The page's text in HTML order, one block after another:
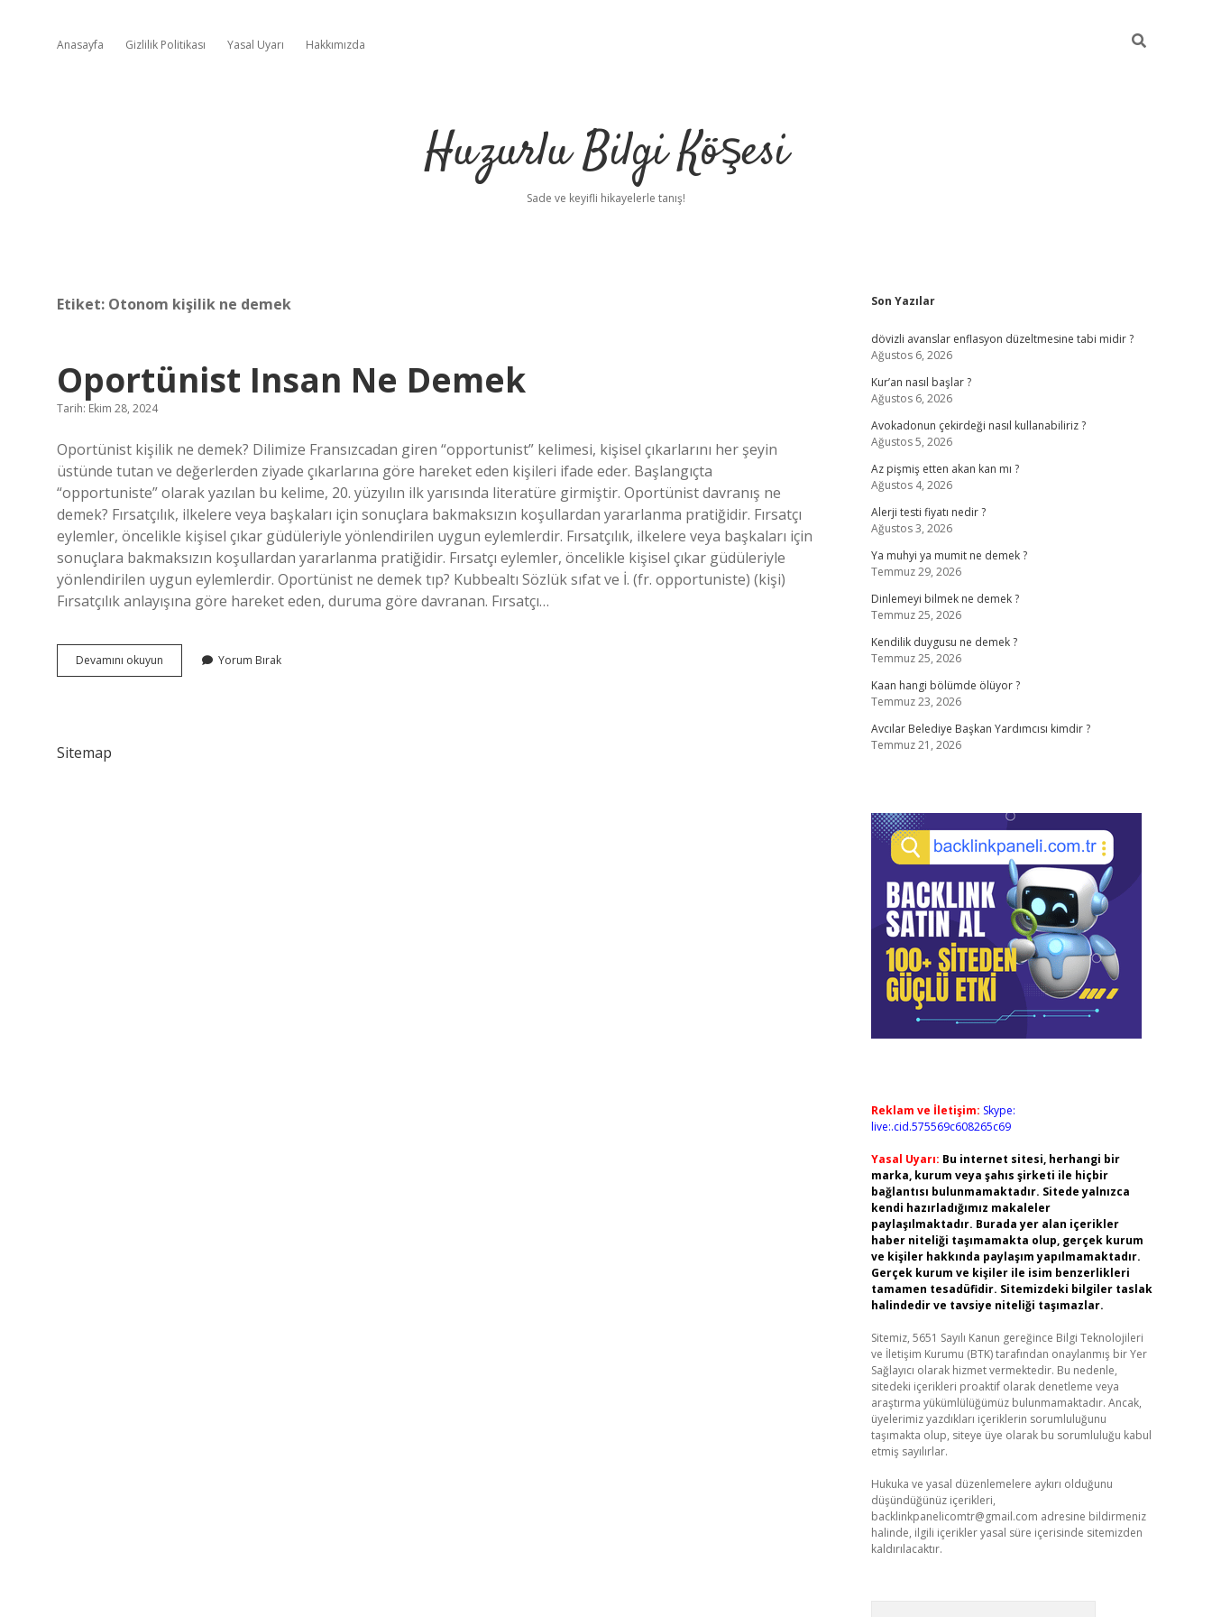
Anasayfa Gizlilik Politikası Yasal Uyarı Hakkımızda
Huzurlu Bilgi Köşesi
Sade ve keyifli hikayelerle tanış!
Etiket: Otonom kişilik ne demek
Oportünist Insan Ne Demek
Tarih: Ekim 28, 2024
Oportünist kişilik ne demek? Dilimize Fransızcadan giren “opportunist” kelimesi, kişisel çıkarlarını her şeyin
üstünde tutan ve değerlerden ziyade çıkarlarına göre hareket eden kişileri ifade eder. Başlangıçta
“opportuniste” olarak yazılan bu kelime, 20. yüzyılın ilk yarısında literatüre girmiştir. Oportünist davranış ne
demek? Fırsatçılık, ilkelere veya başkaları için sonuçlara bakmaksızın koşullardan yararlanma pratiğidir. Fırsatçı
eylemler, öncelikle kişisel çıkar güdüleriyle yönlendirilen uygun eylemlerdir. Fırsatçılık, ilkelere veya başkaları için
sonuçlara bakmaksızın koşullardan yararlanma pratiğidir. Fırsatçı eylemler, öncelikle kişisel çıkar güdüleriyle
yönlendirilen uygun eylemlerdir. Oportünist ne demek tıp? Kubbealtı Sözlük sıfat ve İ. (fr. opportuniste) (kişi)
Fırsatçılık anlayışına göre hareket eden, duruma göre davranan. Fırsatçı…
Devamını okuyun Oportünist
Insan
Yorum Bırak
Sitemap
Sidebar
Son Yazılar
dövizli avanslar enflasyon düzeltmesine tabi midir ?
Ağustos 6, 2026
Kur’an nasıl başlar ?
Ağustos 6, 2026
Avokadonun çekirdeği nasıl kullanabiliriz ?
Ağustos 5, 2026
Az pişmiş etten akan kan mı ?
Ağustos 4, 2026
Alerji testi fiyatı nedir ?
Ağustos 3, 2026
Ya muhyi ya mumit ne demek ?
Temmuz 29, 2026
Dinlemeyi bilmek ne demek ?
Temmuz 25, 2026
Kendilik duygusu ne demek ?
Temmuz 25, 2026
Kaan hangi bölümde ölüyor ?
Temmuz 23, 2026
Avcılar Belediye Başkan Yardımcısı kimdir ?
Temmuz 21, 2026
Reklam ve İletişim: Skype:
live:.cid.575569c608265c69
Yasal Uyarı: Bu internet sitesi, herhangi bir
marka, kurum veya şahıs şirketi ile hiçbir
bağlantısı bulunmamaktadır. Sitede yalnızca
kendi hazırladığımız makaleler
paylaşılmaktadır. Burada yer alan içerikler
haber niteliği taşımamakta olup, gerçek kurum
ve kişiler hakkında paylaşım yapılmamaktadır.
Gerçek kurum ve kişiler ile isim benzerlikleri
tamamen tesadüfidir. Sitemizdeki bilgiler taslak
halindedir ve tavsiye niteliği taşımazlar.
Sitemiz, 5651 Sayılı Kanun gereğince Bilgi Teknolojileri
ve İletişim Kurumu (BTK) tarafından onaylanmış bir Yer
Sağlayıcı olarak hizmet vermektedir. Bu nedenle,
sitedeki içerikleri proaktif olarak denetleme veya
araştırma yükümlülüğümüz bulunmamaktadır. Ancak,
üyelerimiz yazdıkları içeriklerin sorumluluğunu
taşımakta olup, siteye üye olarak bu sorumluluğu kabul
etmiş sayılırlar.
Hukuka ve yasal düzenlemelere aykırı olduğunu
düşündüğünüz içerikleri,
backlinkpanelicomtr@gmail.com adresine bildirmeniz
halinde, ilgili içerikler yasal süre içerisinde sitemizden
kaldırılacaktır.